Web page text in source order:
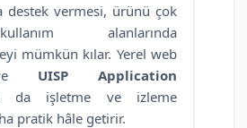
destek vermesi, ürünü çok
alanlarında
mümkün kılar. Yerel web
ve UISP Application
da işletme ve izleme
pratik hâle getirir.